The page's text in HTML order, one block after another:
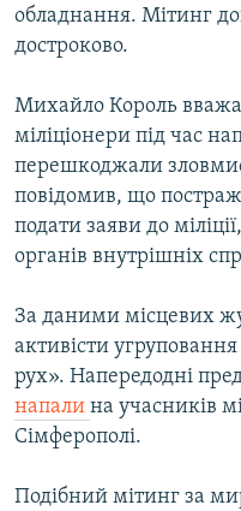
обладнання. Мітинг
достроково.
Михайло Король
міліціонери під час
перешкоджали
повідомив, що
подати заяви до
органів внутрішніх
За даними місцевих
активісти
рух». Напередодні
напали на учасників
Сімферополі.
Подібний мітинг за